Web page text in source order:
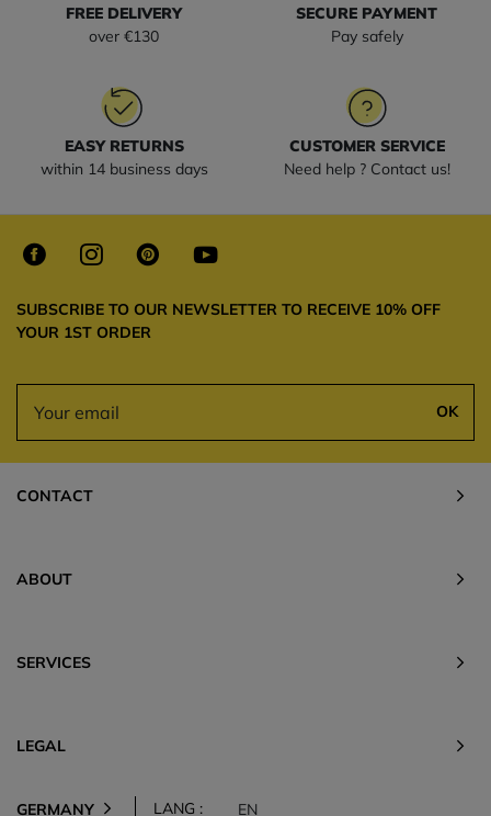
FREE DELIVERY
over €130
SECURE PAYMENT
Pay safely
EASY RETURNS
within 14 business days
CUSTOMER SERVICE
Need help ? Contact us!
SUBSCRIBE TO OUR NEWSLETTER TO RECEIVE 10% OFF
YOUR 1ST ORDER
OK
CONTACT
ABOUT
SERVICES
LEGAL
GERMANY LANG : EN